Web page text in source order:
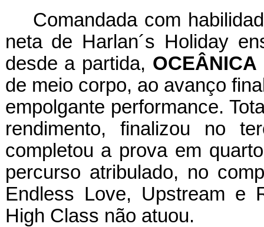
Comandada com
neta de Harlan´s Holiday
desde a partida, OCEÂNICA
de meio corpo, ao avanço
empolgante performance.
rendimento, finalizou no
completou a prova em
percurso atribulado, no
Endless Love, Upstream e
High Class não atuou.